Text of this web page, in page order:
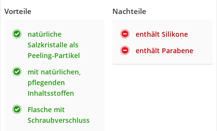
Vorteile
natürliche
Salzkristalle als
Peeling-Partikel
mit natürlichen,
pflegenden
Inhaltsstoffen
Flasche mit
Schraubverschluss
Nachteile
enthält Silikone
enthält Parabene